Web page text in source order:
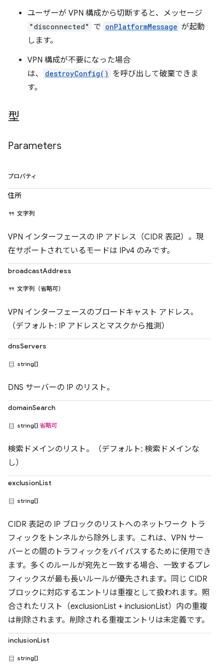
ユーザーが VPN 構成から切断すると、メッセージ
"disconnected" で onPlatformMessage が起動
します。
VPN 構成が不要になった場合
は、
destroyConfig() を呼び出して破棄できま
す。
型
Parameters
プロパティ
住所
文字列
VPN インターフェースの IP アドレス（CIDR 表記）。現
在サポートされているモードは IPv4 のみです。
broadcastAddress
文字列（省略可）
VPN インターフェースのブロードキャスト アドレス。
（デフォルト: IP アドレスとマスクから推測）
dnsServers
string[]
DNS サーバーの IP のリスト。
domainSearch
string[] 省略可
検索ドメインのリスト。（デフォルト: 検索ドメインな
し）
exclusionList
string[]
CIDR 表記の IP ブロックのリストへのネットワーク トラ
フィックをトンネルから除外します。これは、VPN サー
バーとの間のトラフィックをバイパスするために使用でき
ます。多くのルールが宛先と一致する場合、一致するプレ
フィックスが最も長いルールが優先されます。同じ CIDR
ブロックに対応するエントリは重複として扱われます。照
合されたリスト（exclusionList + inclusionList）内の重複
は削除されます。削除される重複エントリは未定義です。
inclusionList
string[]